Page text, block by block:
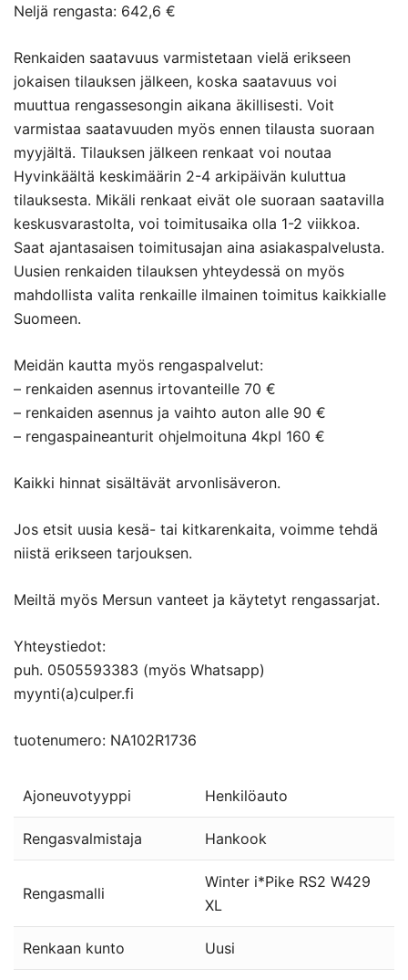
Neljä rengasta: 642,6 €
Renkaiden saatavuus varmistetaan vielä erikseen
jokaisen tilauksen jälkeen, koska saatavuus voi
muuttua rengassesongin aikana äkillisesti. Voit
varmistaa saatavuuden myös ennen tilausta suoraan
myyjältä. Tilauksen jälkeen renkaat voi noutaa
Hyvinkäältä keskimäärin 2-4 arkipäivän kuluttua
tilauksesta. Mikäli renkaat eivät ole suoraan saatavilla
keskusvarastolta, voi toimitusaika olla 1-2 viikkoa.
Saat ajantasaisen toimitusajan aina asiakaspalvelusta.
Uusien renkaiden tilauksen yhteydessä on myös
mahdollista valita renkaille ilmainen toimitus kaikkialle
Suomeen.
Meidän kautta myös rengaspalvelut:
– renkaiden asennus irtovanteille 70 €
– renkaiden asennus ja vaihto auton alle 90 €
– rengaspaineanturit ohjelmoituna 4kpl 160 €
Kaikki hinnat sisältävät arvonlisäveron.
Jos etsit uusia kesä- tai kitkarenkaita, voimme tehdä
niistä erikseen tarjouksen.
Meiltä myös Mersun vanteet ja käytetyt rengassarjat.
Yhteystiedot:
puh. 0505593383 (myös Whatsapp)
myynti(a)culper.fi
tuotenumero: NA102R1736
Ajoneuvotyyppi Henkilöauto
Rengasvalmistaja Hankook
Rengasmalli
Winter i*Pike RS2 W429
XL
Renkaan kunto Uusi